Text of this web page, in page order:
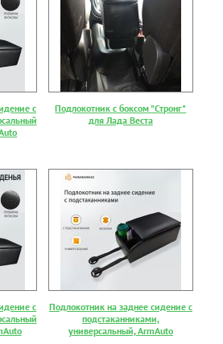
с
Подлокотник с боксом "Стронг"
для Лада Веста
с
Подлокотник на заднее сидение с
подстаканниками,
универсальный, ArmAuto